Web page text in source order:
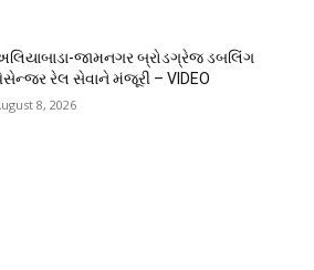
જામનગર બ્રોડગ્રેજ ડબલિંગ
રેલ સેવાને મંજૂરી – VIDEO
8, 2026